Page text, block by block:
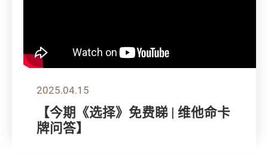
2025.04.15
【今期《选择》免费睇 | 维他命卡
牌问答】